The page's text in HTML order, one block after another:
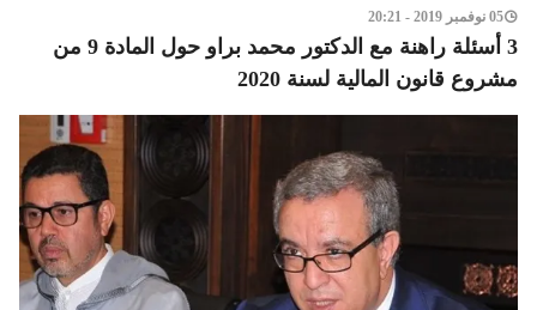
05 نوفمبر 2019 - 20:21
3 أسئلة راهنة مع الدكتور محمد براو حول المادة 9 من
مشروع قانون المالية لسنة 2020